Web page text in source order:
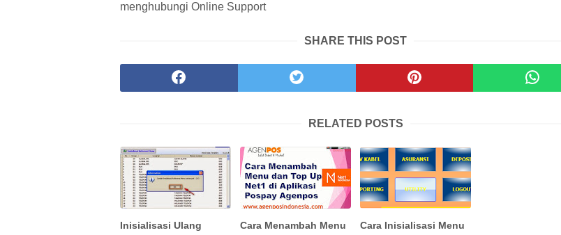
menghubungi Online Support
SHARE THIS POST
RELATED POSTS
Inisialisasi Ulang
Cara Menambah Menu
Cara Inisialisasi Menu